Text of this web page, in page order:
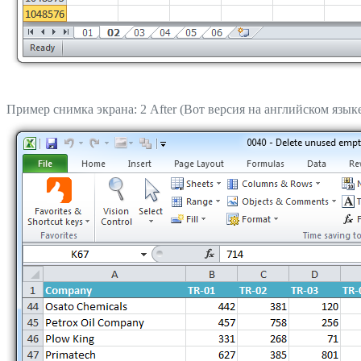
Пример снимка экрана: 2 After (Вот версия на английском